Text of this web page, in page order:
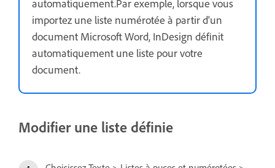
automatiquement.Par exemple, lorsque vous
importez une liste numérotée à partir d'un
document Microsoft Word, InDesign définit
automatiquement une liste pour votre
document.
Modifier une liste définie